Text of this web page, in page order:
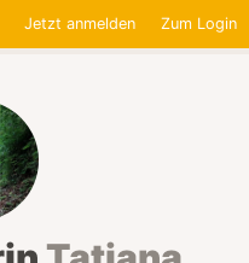
Jetzt anmelden Zum Login